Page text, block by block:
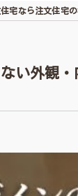
宅なら注文住宅
い外観